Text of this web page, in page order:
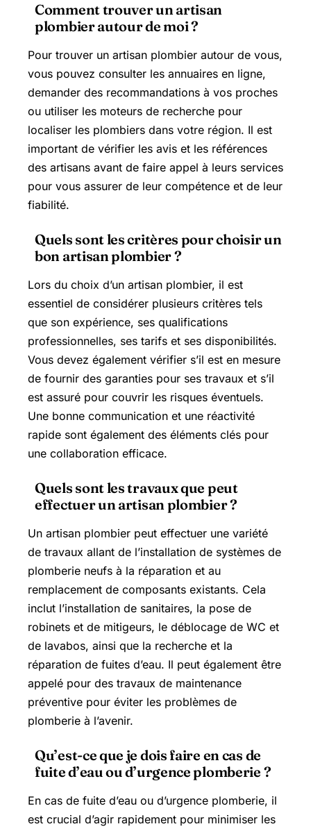
Comment trouver un artisan
plombier autour de moi ?
Pour trouver un artisan plombier autour de vous,
vous pouvez consulter les annuaires en ligne,
demander des recommandations à vos proches
ou utiliser les moteurs de recherche pour
localiser les plombiers dans votre région. Il est
important de vérifier les avis et les références
des artisans avant de faire appel à leurs services
pour vous assurer de leur compétence et de leur
fiabilité.
Quels sont les critères pour choisir un
bon artisan plombier ?
Lors du choix d’un artisan plombier, il est
essentiel de considérer plusieurs critères tels
que son expérience, ses qualifications
professionnelles, ses tarifs et ses disponibilités.
Vous devez également vérifier s’il est en mesure
de fournir des garanties pour ses travaux et s’il
est assuré pour couvrir les risques éventuels.
Une bonne communication et une réactivité
rapide sont également des éléments clés pour
une collaboration efficace.
Quels sont les travaux que peut
effectuer un artisan plombier ?
Un artisan plombier peut effectuer une variété
de travaux allant de l’installation de systèmes de
plomberie neufs à la réparation et au
remplacement de composants existants. Cela
inclut l’installation de sanitaires, la pose de
robinets et de mitigeurs, le déblocage de WC et
de lavabos, ainsi que la recherche et la
réparation de fuites d’eau. Il peut également être
appelé pour des travaux de maintenance
préventive pour éviter les problèmes de
plomberie à l’avenir.
Qu’est-ce que je dois faire en cas de
fuite d’eau ou d’urgence plomberie ?
En cas de fuite d’eau ou d’urgence plomberie, il
est crucial d’agir rapidement pour minimiser les